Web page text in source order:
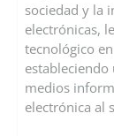
sociedad y la
electrónicas,
tecnológico
medios
electrónica al